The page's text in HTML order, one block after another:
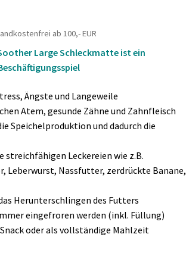
ab 100,- EUR
Large Schleckmatte ist ein
Ängste und Langeweile
Atem, gesunde Zähne und Zahnfleisch
Speichelproduktion und dadurch die
streichfähigen Leckereien wie z.B.
Leberwurst, Nassfutter, zerdrückte Banane,
Herunterschlingen des Futters
eingefroren werden (inkl. Füllung)
oder als vollständige Mahlzeit